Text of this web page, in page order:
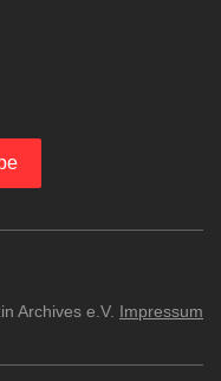
Archives e.V. Impressum